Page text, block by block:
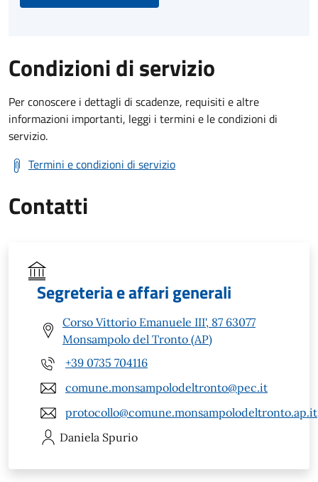
Condizioni di servizio
Per conoscere i dettagli di scadenze, requisiti e altre
informazioni importanti, leggi i termini e le condizioni di
servizio.
Termini e condizioni di servizio
Contatti
Segreteria e affari generali
Corso Vittorio Emanuele III', 87 63077
Monsampolo del Tronto (AP)
+39 0735 704116
comune.monsampolodeltronto@pec.it
protocollo@comune.monsampolodeltronto.ap.it
Daniela Spurio